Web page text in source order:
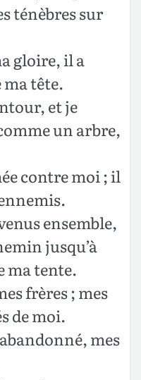
ténèbres sur
gloire, il a
tête.
et je
un arbre,
contre moi ; il
ensemble,
jusqu’à
ma tente.
frères ; mes
de moi.
mes